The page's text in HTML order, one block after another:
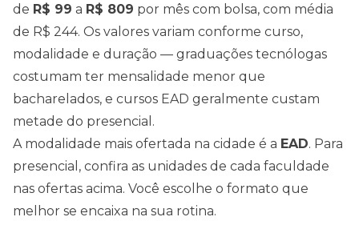
de R$ 99 a R$ 809 por mês com bolsa, com média
de R$ 244. Os valores variam conforme curso,
modalidade e duração — graduações tecnólogas
costumam ter mensalidade menor que
bacharelados, e cursos EAD geralmente custam
metade do presencial.
A modalidade mais ofertada na cidade é a EAD. Para
presencial, confira as unidades de cada faculdade
nas ofertas acima. Você escolhe o formato que
melhor se encaixa na sua rotina.